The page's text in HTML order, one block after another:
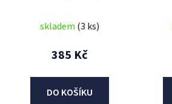
skladem (3 ks)
385 Kč
DO KOŠÍKU